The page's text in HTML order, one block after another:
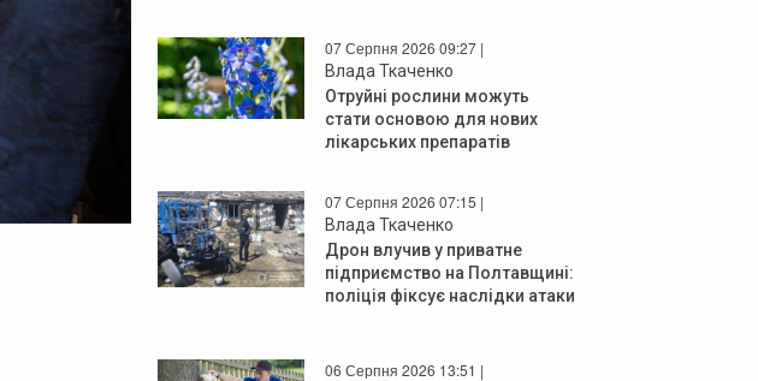
07 Серпня 2026 09:27 |
Влада Ткаченко
Отруйні рослини можуть
стати основою для нових
лікарських препаратів
07 Серпня 2026 07:15 |
Влада Ткаченко
Дрон влучив у приватне
підприємство на Полтавщині:
поліція фіксує наслідки атаки
06 Серпня 2026 13:51 |